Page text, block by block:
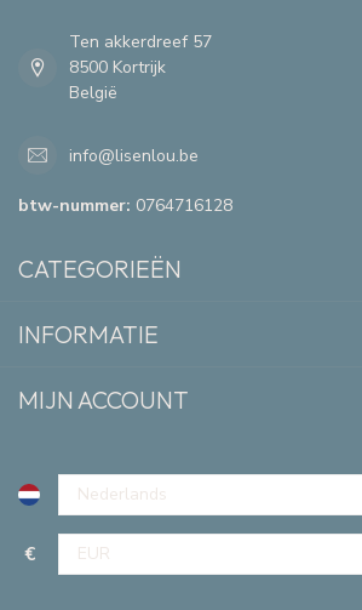
Ten akkerdreef 57
8500 Kortrijk
België
info@lisenlou.be
btw-nummer: 0764716128
CATEGORIEËN
INFORMATIE
MIJN ACCOUNT
€